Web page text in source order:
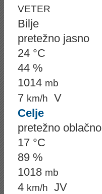
VETER
Bilje
pretežno jasno
24 °C
44 %
1014 mb
7 km/h
V
Celje
pretežno oblačno
17 °C
89 %
1018 mb
4 km/h
JV